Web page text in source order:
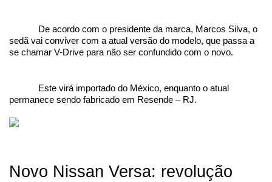
De acordo com o presidente da marca, Marcos Silva, o
sedã vai conviver com a atual versão do modelo, que passa a
se chamar V-Drive para não ser confundido com o novo.
Este virá importado do México, enquanto o atual
permanece sendo fabricado em Resende – RJ.
Novo Nissan Versa: revolução